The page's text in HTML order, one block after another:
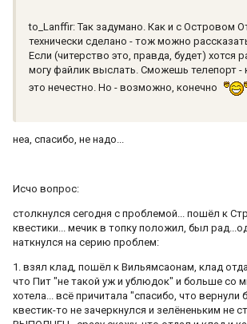
to_Lanffir: Так задумано. Как и с Островом
технически сделано - тож можно
Если (читерство это, правда, будет) хотся
могу файлик выслать. Сможешь телепорт -
это нечестно. Но - возможно, конечно
неа, спасибо, не надо...
Исчо вопрос:
столкнулся сегодня с проблемой... пошёл к
квестики... мечик в топку положил, был
наткнулся на серию проблем:
1. взял клад, пошёл к Вильямсаонам, клад
что Пит "не такой уж и ублюдок" и больше со
хотела... всё причитала "спасибо, что вернули
квестик-то не зачеркнулся и зелёненьким не